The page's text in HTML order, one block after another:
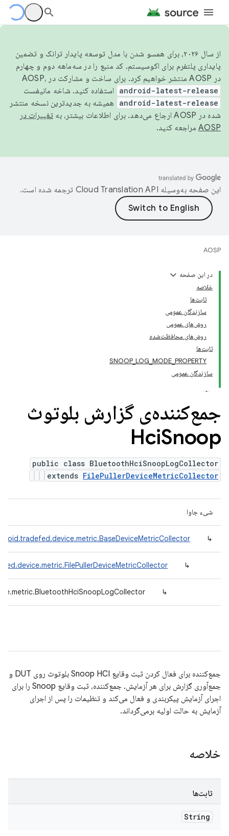
از سال ۲۰۲۶، برای همسو شدن با مدل توسعه پایدار ترانک و تضمین
پایداری پلتفرم برای اکوسیستم، کد منبع را در سه‌ماهه دوم و چهارم
در AOSP منتشر خواهیم کرد. برای ساخت و مشارکت در AOSP،
android-latest-release استفاده کنید. شاخه مانیفست
android-latest-release
همیشه به جدیدترین نسخه منتشر
شده در AOSP ارجاع می‌دهد. برای اطلاعات بیشتر، به
تغییرات در
AOSP مراجعه کنید.
این صفحه به‌وسیله ترجمه شده است.
AOSP
در این صفحه
خلاصه
ثابت‌ها
سازندگان عمومی
روش‌های عمومی
روش‌های محافظت‌شده
ثابت‌ها
SNOOP_LOG_MODE_PROPERTY
سازندگان عمومی
جمع‌کننده‌ی گزارش بلوتوث
HciSnoop
public class BluetoothHciSnoopLogCollector
extends FilePullerDeviceMetricCollector
شیء جاوا
↳
↳
↳
جمع‌کننده برای فعال کردن ثبت وقایع Snoop HCI بلوتوث روی DUT و
جمع‌آوری گزارش برای هر آزمایش. جمع‌کننده، ثبت وقایع Snoop را برای
اجرای آزمایش پیکربندی و فعال می‌کند و تنظیمات را پس از اجرای
آزمایش به حالت اولیه برمی‌گرداند.
خلاصه
ثابت‌ها
String